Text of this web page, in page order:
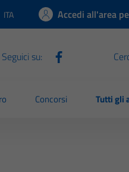
Lingua attiva:
ITA Accedi all'area
Seguici su:
Concorsi Tutti gli